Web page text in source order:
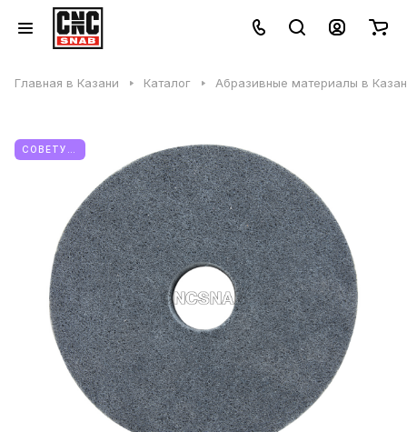
Главная в Казани Каталог Абразивные материалы в